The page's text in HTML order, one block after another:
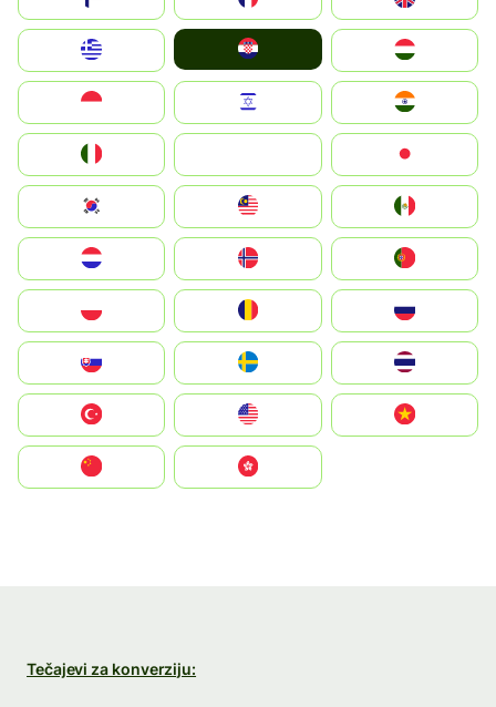
Magyarország
South Korea
United States
中國香港特別行政區
Tečajevi za konverziju: